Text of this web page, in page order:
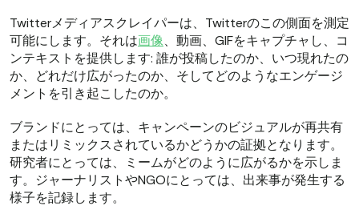
Twitterメディアスクレイパーは、Twitterのこの側面を測定
可能にします。それは画像、動画、GIFをキャプチャし、コ
ンテキストを提供します: 誰が投稿したのか、いつ現れたの
か、どれだけ広がったのか、そしてどのようなエンゲージ
メントを引き起こしたのか。
ブランドにとっては、キャンペーンのビジュアルが再共有
またはリミックスされているかどうかの証拠となります。
研究者にとっては、ミームがどのように広がるかを示しま
す。ジャーナリストやNGOにとっては、出来事が発生する
様子を記録します。